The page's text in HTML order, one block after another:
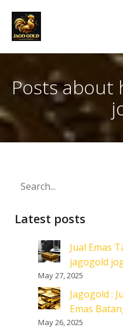
Posts about
Latest posts
Jual Emas
jagogold
May 27, 2025
Jagogold :
Emas
May 26, 2025